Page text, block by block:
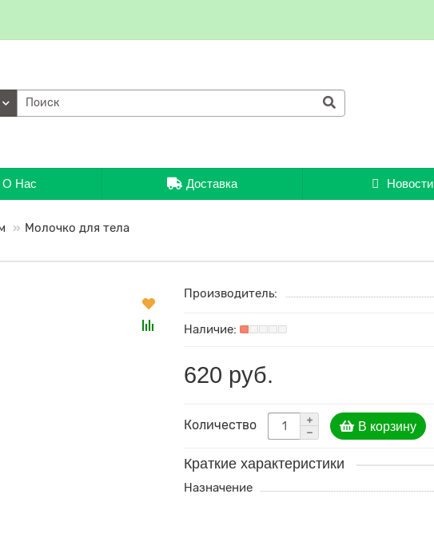
О Нас Доставка Новости
Молочко для тела
Производитель:
620 руб.
Количество В корзину
Краткие характеристики
Назначение